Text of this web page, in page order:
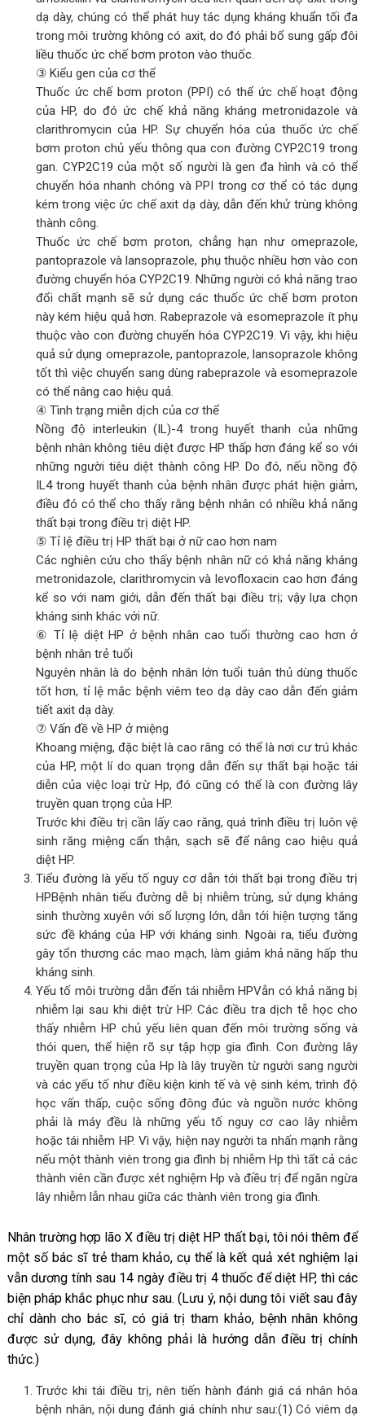
dạ dày, chúng có thể phát huy tác dụng kháng khuẩn tối đa
trong môi trường không có axit, do đó phải bổ sung gấp đôi
liều thuốc ức chế bơm proton vào thuốc.
③ Kiểu gen của cơ thể
Thuốc ức chế bơm proton (PPI) có thể ức chế hoạt động
của HP, do đó ức chế khả năng kháng metronidazole và
clarithromycin của HP. Sự chuyển hóa của thuốc ức chế
bơm proton chủ yếu thông qua con đường CYP2C19 trong
gan. CYP2C19 của một số người là gen đa hình và có thể
chuyển hóa nhanh chóng và PPI trong cơ thể có tác dụng
kém trong việc ức chế axit dạ dày, dẫn đến khử trùng không
thành công.
Thuốc ức chế bơm proton, chẳng hạn như omeprazole,
pantoprazole và lansoprazole, phụ thuộc nhiều hơn vào con
đường chuyển hóa CYP2C19. Những người có khả năng trao
đổi chất mạnh sẽ sử dụng các thuốc ức chế bơm proton
này kém hiệu quả hơn. Rabeprazole và esomeprazole ít phụ
thuộc vào con đường chuyển hóa CYP2C19. Vì vậy, khi hiệu
quả sử dụng omeprazole, pantoprazole, lansoprazole không
tốt thì việc chuyển sang dùng rabeprazole và esomeprazole
có thể nâng cao hiệu quả.
④ Tình trạng miễn dịch của cơ thể
Nồng độ interleukin (IL)-4 trong huyết thanh của những
bệnh nhân không tiêu diệt được HP thấp hơn đáng kể so với
những người tiêu diệt thành công HP. Do đó, nếu nồng độ
IL4 trong huyết thanh của bệnh nhân được phát hiện giảm,
điều đó có thể cho thấy rằng bệnh nhân có nhiều khả năng
thất bại trong điều trị diệt HP.
⑤ Tỉ lệ điều trị HP thất bại ở nữ cao hơn nam
Các nghiên cứu cho thấy bệnh nhân nữ có khả năng kháng
metronidazole, clarithromycin và levofloxacin cao hơn đáng
kể so với nam giới, dẫn đến thất bại điều trị; vậy lựa chọn
kháng sinh khác với nữ.
⑥ Tỉ lệ diệt HP ở bệnh nhân cao tuổi thường cao hơn ở
bệnh nhân trẻ tuổi
Nguyên nhân là do bệnh nhân lớn tuổi tuân thủ dùng thuốc
tốt hơn, tỉ lệ mắc bệnh viêm teo dạ dày cao dẫn đến giảm
tiết axit dạ dày.
⑦ Vấn đề về HP ở miệng
Khoang miệng, đặc biệt là cao răng có thể là nơi cư trú khác
của HP, một lí do quan trọng dẫn đến sự thất bại hoặc tái
diễn của việc loại trừ Hp, đó cũng có thể là con đường lây
truyền quan trọng của HP.
Trước khi điều trị cần lấy cao răng, quá trình điều trị luôn vệ
sinh răng miệng cẩn thận, sạch sẽ để nâng cao hiệu quả
diệt HP.
Tiểu đường là yếu tố nguy cơ dẫn tới thất bại trong điều trị
HPBệnh nhân tiểu đường dễ bị nhiễm trùng, sử dụng kháng
sinh thường xuyên với số lượng lớn, dẫn tới hiện tượng tăng
sức đề kháng của HP với kháng sinh. Ngoài ra, tiểu đường
gây tổn thương các mao mạch, làm giảm khả năng hấp thu
kháng sinh.
Yếu tố môi trường dẫn đến tái nhiễm HPVẫn có khả năng bị
nhiễm lại sau khi diệt trừ HP. Các điều tra dịch tễ học cho
thấy nhiễm HP chủ yếu liên quan đến môi trường sống và
thói quen, thể hiện rõ sự tập hợp gia đình. Con đường lây
truyền quan trọng của Hp là lây truyền từ người sang người
và các yếu tố như điều kiện kinh tế và vệ sinh kém, trình độ
học vấn thấp, cuộc sống đông đúc và nguồn nước không
phải là máy đều là những yếu tố nguy cơ cao lây nhiễm
hoặc tái nhiễm HP. Vì vậy, hiện nay người ta nhấn mạnh rằng
nếu một thành viên trong gia đình bị nhiễm Hp thì tất cả các
thành viên cần được xét nghiệm Hp và điều trị để ngăn ngừa
lây nhiễm lẫn nhau giữa các thành viên trong gia đình.
Nhân trường hợp lão X điều trị diệt HP thất bại, tôi nói thêm để
một số bác sĩ trẻ tham khảo, cụ thể là kết quả xét nghiệm lại
vẫn dương tính sau 14 ngày điều trị 4 thuốc để diệt HP, thì các
biện pháp khắc phục như sau. (Lưu ý, nội dung tôi viết sau đây
chỉ dành cho bác sĩ, có giá trị tham khảo, bệnh nhân không
được sử dụng, đây không phải là hướng dẫn điều trị chính
thức.)
Trước khi tái điều trị, nên tiến hành đánh giá cá nhân hóa
bệnh nhân, nội dung đánh giá chính như sau:(1) Có viêm dạ